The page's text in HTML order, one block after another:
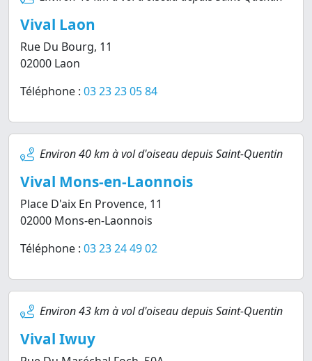
Vival Laon
Rue Du Bourg, 11
02000 Laon
Téléphone : 03 23 23 05 84
Environ 40 km à vol d'oiseau depuis Saint-Quentin
Vival Mons-en-Laonnois
Place D'aix En Provence, 11
02000 Mons-en-Laonnois
Téléphone : 03 23 24 49 02
Environ 43 km à vol d'oiseau depuis Saint-Quentin
Vival Iwuy